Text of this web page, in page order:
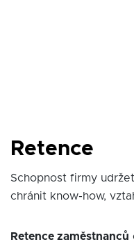
Retence
Schopnost firmy
chránit know-how,
Retence zaměstnanců